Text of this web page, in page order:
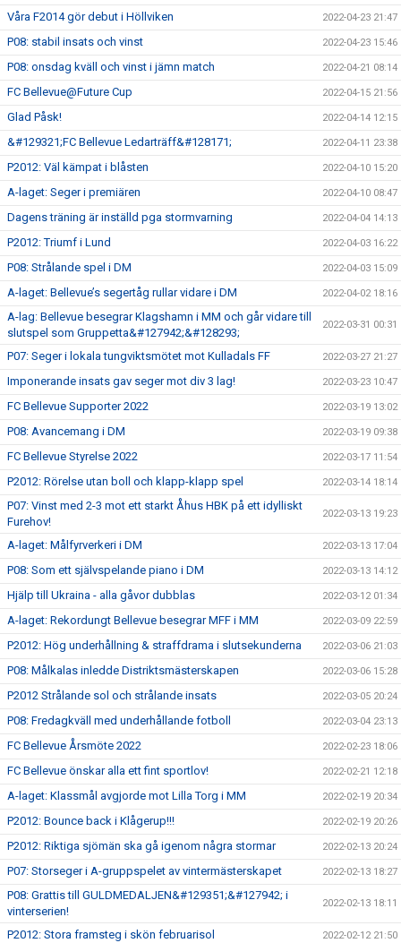
Våra F2014 gör debut i Höllviken 2022-04-23 21:47
P08: stabil insats och vinst 2022-04-23 15:46
P08: onsdag kväll och vinst i jämn match 2022-04-21 08:14
FC Bellevue@Future Cup 2022-04-15 21:56
Glad Påsk! 2022-04-14 12:15
&#129321;FC Bellevue Ledarträff&#128171; 2022-04-11 23:38
P2012: Väl kämpat i blåsten 2022-04-10 15:20
A-laget: Seger i premiären 2022-04-10 08:47
Dagens träning är inställd pga stormvarning 2022-04-04 14:13
P2012: Triumf i Lund 2022-04-03 16:22
P08: Strålande spel i DM 2022-04-03 15:09
A-laget: Bellevue’s segertåg rullar vidare i DM 2022-04-02 18:16
A-lag: Bellevue besegrar Klagshamn i MM och går vidare till
slutspel som Gruppetta&#127942;&#128293;
2022-03-31 00:31
P07: Seger i lokala tungviktsmötet mot Kulladals FF 2022-03-27 21:27
Imponerande insats gav seger mot div 3 lag! 2022-03-23 10:47
FC Bellevue Supporter 2022 2022-03-19 13:02
P08: Avancemang i DM 2022-03-19 09:38
FC Bellevue Styrelse 2022 2022-03-17 11:54
P2012: Rörelse utan boll och klapp-klapp spel 2022-03-14 18:14
P07: Vinst med 2-3 mot ett starkt Åhus HBK på ett idylliskt
Furehov!
2022-03-13 19:23
A-laget: Målfyrverkeri i DM 2022-03-13 17:04
P08: Som ett självspelande piano i DM 2022-03-13 14:12
Hjälp till Ukraina - alla gåvor dubblas 2022-03-12 01:34
A-laget: Rekordungt Bellevue besegrar MFF i MM 2022-03-09 22:59
P2012: Hög underhållning & straffdrama i slutsekunderna 2022-03-06 21:03
P08: Målkalas inledde Distriktsmästerskapen 2022-03-06 15:28
P2012 Strålande sol och strålande insats 2022-03-05 20:24
P08: Fredagkväll med underhållande fotboll 2022-03-04 23:13
FC Bellevue Årsmöte 2022 2022-02-23 18:06
FC Bellevue önskar alla ett fint sportlov! 2022-02-21 12:18
A-laget: Klassmål avgjorde mot Lilla Torg i MM 2022-02-19 20:34
P2012: Bounce back i Klågerup!!! 2022-02-19 20:26
P2012: Riktiga sjömän ska gå igenom några stormar 2022-02-13 20:24
P07: Storseger i A-gruppspelet av vintermästerskapet 2022-02-13 18:27
P08: Grattis till GULDMEDALJEN&#129351;&#127942; i
vinterserien!
2022-02-13 18:11
P2012: Stora framsteg i skön februarisol 2022-02-12 21:50